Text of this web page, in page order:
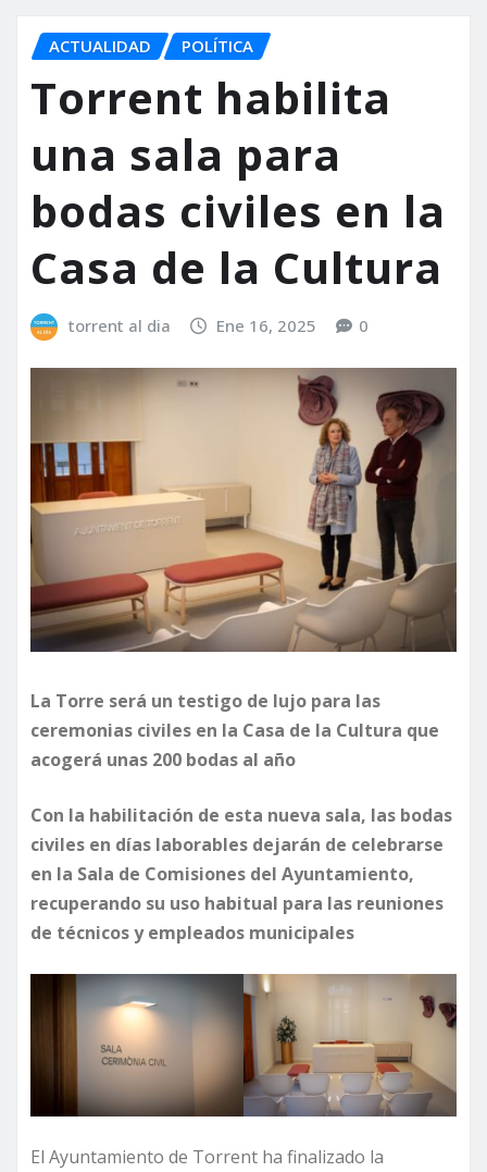
ACTUALIDAD POLÍTICA
Torrent habilita
una sala para
bodas civiles en la
Casa de la Cultura
torrent al dia Ene 16, 2025 0
La Torre será un testigo de lujo para las
ceremonias civiles en la Casa de la Cultura que
acogerá unas 200 bodas al año
Con la habilitación de esta nueva sala, las bodas
civiles en días laborables dejarán de celebrarse
en la Sala de Comisiones del Ayuntamiento,
recuperando su uso habitual para las reuniones
de técnicos y empleados municipales
El Ayuntamiento de Torrent ha finalizado la